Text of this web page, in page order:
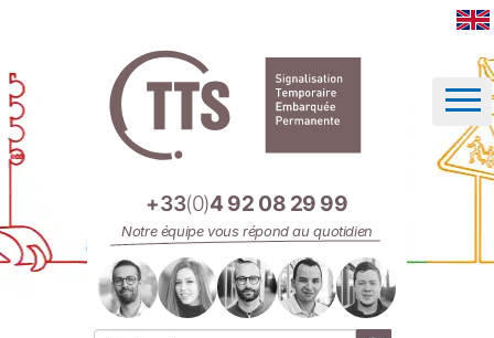
+33(0)4 92 08 29 99
Notre équipe vous répond au quotidien